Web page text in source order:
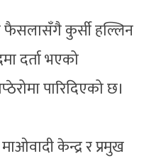
फैसलासँगै कुर्सी हल्लिन
दर्ता भएको
पारिदिएको छ।
केन्द्र र प्रमुख